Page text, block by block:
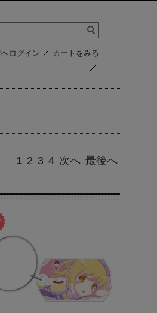
ログイン カートをみる
1 2 3 4 次へ 最後へ